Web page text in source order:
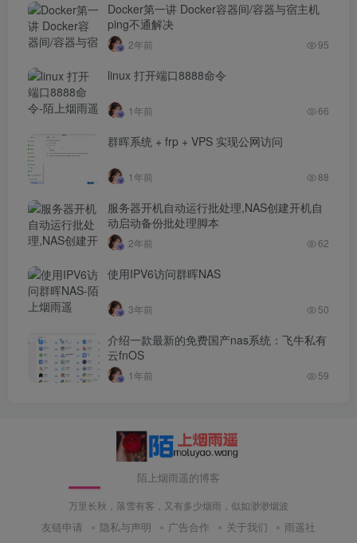
Docker第一讲 Docker容器间/容器与宿主机
ping不通解决
2年前 95
linux 打开端口8888命令
1年前 66
群晖系统 + frp + VPS 实现公网访问
1年前 88
服务器开机自动运行批处理,NAS创建开机自
动启动备份批处理脚本
2年前 62
使用IPV6访问群晖NAS
3年前 50
介绍一款最新的免费国产nas系统：飞牛私有
云fnOS
1年前 59
陌上烟雨遥的博客
万里长秋，落雪有客，又有多少烟雨，似如渺渺烟波
友链申请 隐私与声明 广告合作 关于我们 雨遥社